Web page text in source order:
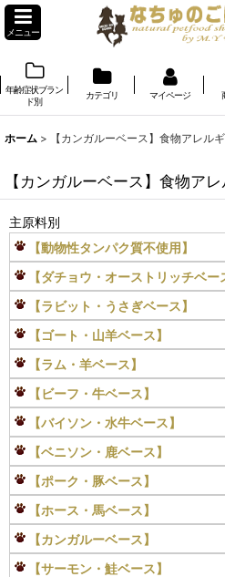
メニュー
年齢症状ブラン
ド別
カテゴリ マイページ
ホーム > 【カンガルーベース】食物アレル
【カンガルーベース】食物ア
主原料別
【動物性タンパク質不使用】
【ダチョウ・オーストリッチベー
【ラビット・うさぎベース】
【ゴート・山羊ベース】
【ラム・羊ベース】
【ビーフ・牛ベース】
【バイソン・水牛ベース】
【ベニソン・鹿ベース】
【ポーク・豚ベース】
【ホース・馬ベース】
【カンガルーベース】
【サーモン・鮭ベース】